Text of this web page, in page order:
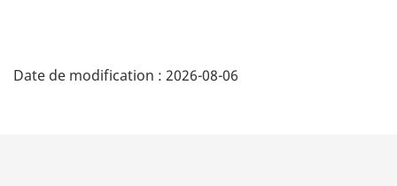
é
Date de modification : 2026-08-06